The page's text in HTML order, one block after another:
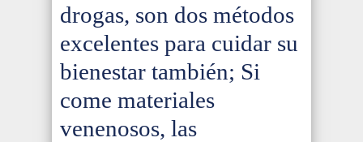
drogas, son dos métodos
excelentes para cuidar su
bienestar también; Si
come materiales
venenosos, las